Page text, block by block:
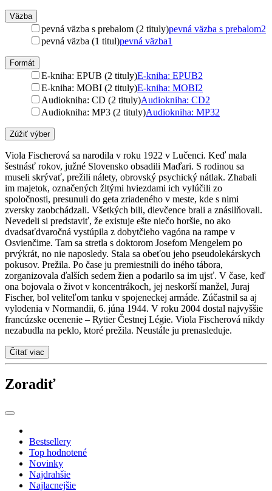
Väzba
pevná väzba s prebalom (2 tituly)pevná väzba s prebalom2
pevná väzba (1 titul)pevná väzba1
Formát
E-kniha: EPUB (2 tituly)E-kniha: EPUB2
E-kniha: MOBI (2 tituly)E-kniha: MOBI2
Audiokniha: CD (2 tituly)Audiokniha: CD2
Audiokniha: MP3 (2 tituly)Audiokniha: MP32
Zúžiť výber
Viola Fischerová sa narodila v roku 1922 v Lučenci. Keď mala
šestnásť rokov, južné Slovensko obsadili Maďari. S rodinou sa
museli skrývať, prežili nálety, obrovský psychický nátlak. Zhabali
im majetok, označených žltými hviezdami ich vylúčili zo
spoločnosti, presunuli do geta zriadeného v meste, kde s nimi
zversky zaobchádzali. Všetkých bili, dievčence brali a znásilňovali.
Nevedeli si predstaviť, že existuje ešte niečo horšie, no ako
dvadsaťdvaročná vystúpila z dobytčieho vagóna na rampe v
Osvienčime. Tam sa stretla s doktorom Josefom Mengelem po
prvýkrát, no nie naposledy. Stala sa obeťou jeho pseudolekárskych
pokusov. Prežila. Po čase ju premiestnili do iného tábora,
zorganizovala ďalších sedem žien a podarilo sa im ujsť. V čase, keď
ona bojovala o život v koncentrákoch, jej neskorší manžel, Juraj
Fischer, bol veliteľom tanku v spojeneckej armáde. Zúčastnil sa aj
vylodenia v Normandii, 6. júna 1944. V roku 2004 dostal najvyššie
francúzske ocenenie – Rytier Čestnej Légie. Viola Fischerová nikdy
nezabudla na peklo, ktoré prežila. Neustále ju prenasleduje.
Čítať viac
Zoradiť
Bestsellery
Top hodnotené
Novinky
Najdrahšie
Najlacnejšie